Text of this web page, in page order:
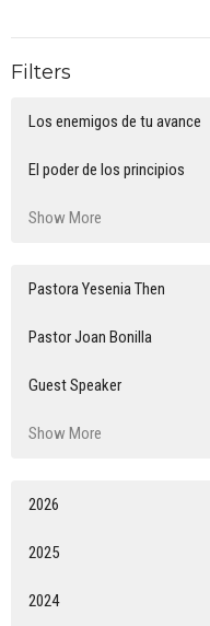
Filters
Los enemigos de tu avance
El poder de los principios
Show More
Pastora Yesenia Then
Pastor Joan Bonilla
Guest Speaker
Show More
2026
2025
2024